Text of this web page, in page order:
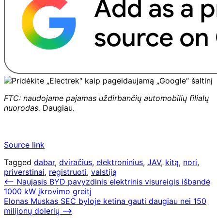
FTC: naudojame pajamas uždirbančių automobilių filialų
nuorodas. Daugiau.
Source link
Tagged dabar, dviračius, elektroninius, JAV, kitą, nori,
priverstinai, registruoti, valstiją
Navigacija
tarp
įrašų
⟵ Naujasis BYD pavyzdinis elektrinis visureigis išbandė
1000 kW įkrovimo greitį
Elonas Muskas SEC byloje ketina gauti daugiau nei 150
milijonų dolerių ⟶